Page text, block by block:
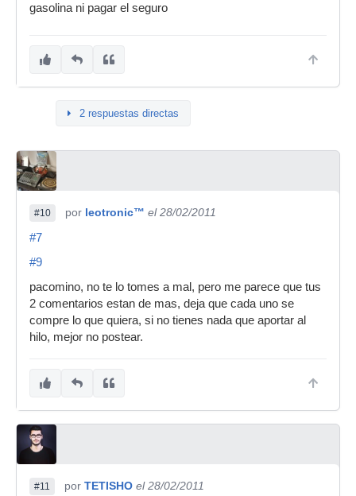
gasolina ni pagar el seguro
2 respuestas directas
#10 por leotronic™ el 28/02/2011
#7
#9
pacomino, no te lo tomes a mal, pero me parece que tus
2 comentarios estan de mas, deja que cada uno se
compre lo que quiera, si no tienes nada que aportar al
hilo, mejor no postear.
#11 por TETISHO el 28/02/2011